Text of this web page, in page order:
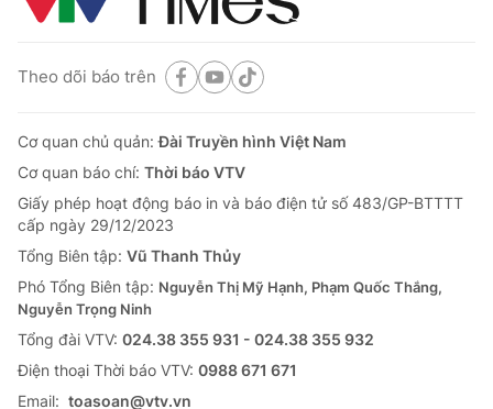
Theo dõi báo trên
Cơ quan chủ quản:Đài Truyền hình Việt Nam
Cơ quan báo chí: Thời báo VTV
Giấy phép hoạt động báo in và báo điện tử số 483/GP-BTTTT
cấp ngày 29/12/2023
Tổng Biên tập: Vũ Thanh Thủy
Phó Tổng Biên tập: Nguyễn Thị Mỹ Hạnh, Phạm Quốc Thắng,
Nguyễn Trọng Ninh
Tổng đài VTV: 024.38 355 931 - 024.38 355 932
Ðiện thoại Thời báo VTV: 0988 671 671
Email: toasoan@vtv.vn